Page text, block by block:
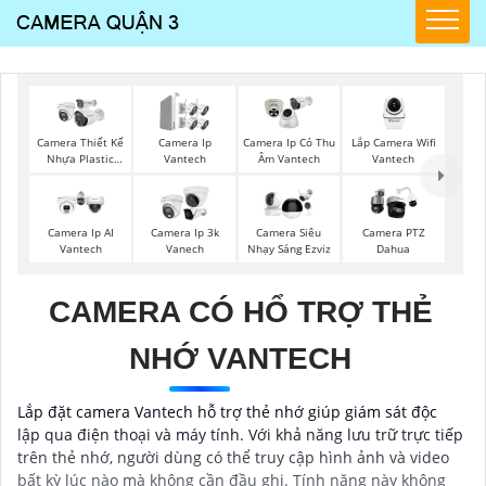
Camera Thiết Kế
Nhựa Plastic
Camera Ip
Vantech
Camera Ip Có Thu
Âm Vantech
Lắp Camera Wifi
Vantech
Camera Ip AI
Vantech
Camera Ip 3k
Vanech
Camera Siêu
Nhạy Sáng Ezviz
Camera PTZ
Dahua
CAMERA CÓ HỔ TRỢ THẺ
NHỚ VANTECH
Lắp đặt camera Vantech hỗ trợ thẻ nhớ giúp giám sát độc
lập qua điện thoại và máy tính. Với khả năng lưu trữ trực tiếp
trên thẻ nhớ, người dùng có thể truy cập hình ảnh và video
bất kỳ lúc nào mà không cần đầu ghi. Tính năng này không